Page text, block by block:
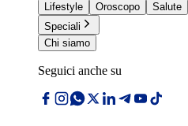
Lifestyle
Oroscopo Salute
Speciali
Chi siamo
Seguici anche su